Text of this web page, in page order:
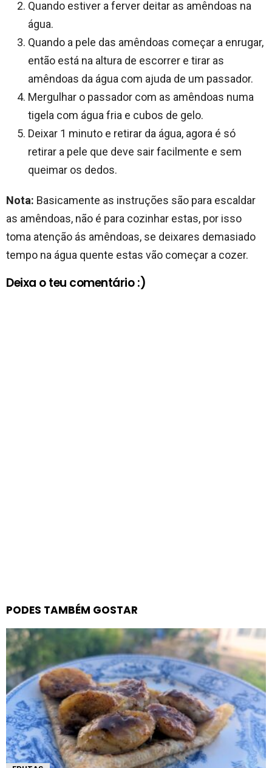
Quando estiver a ferver deitar as amêndoas na
água.
Quando a pele das amêndoas começar a enrugar,
então está na altura de escorrer e tirar as
amêndoas da água com ajuda de um passador.
Mergulhar o passador com as amêndoas numa
tigela com água fria e cubos de gelo.
Deixar 1 minuto e retirar da água, agora é só
retirar a pele que deve sair facilmente e sem
queimar os dedos.
Nota: Basicamente as instruções são para escaldar
as amêndoas, não é para cozinhar estas, por isso
toma atenção ás amêndoas, se deixares demasiado
tempo na água quente estas vão começar a cozer.
Deixa o teu comentário :)
PODES TAMBÉM GOSTAR